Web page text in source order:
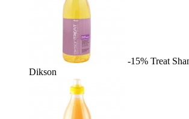
-15% Treat
Dikson